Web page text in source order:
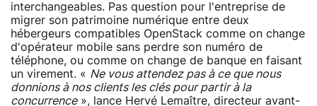
interchangeables. Pas question pour l'entreprise de
migrer son patrimoine numérique entre deux
hébergeurs compatibles OpenStack comme on change
d'opérateur mobile sans perdre son numéro de
téléphone, ou comme on change de banque en faisant
un virement. « Ne vous attendez pas à ce que nous
donnions à nos clients les clés pour partir à la
concurrence», lance Hervé Lemaître, directeur avant-